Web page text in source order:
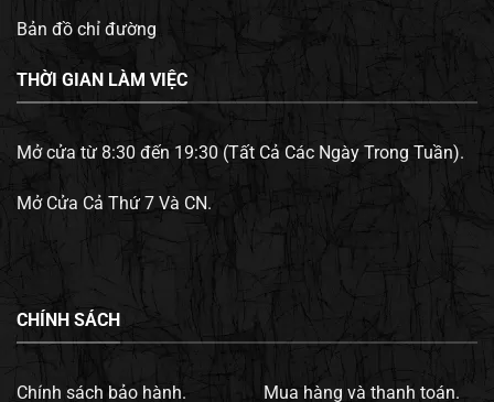
Bản đồ chỉ đường
THỜI GIAN LÀM VIỆC
Mở cửa từ 8:30 đến 19:30 (Tất Cả Các Ngày Trong Tuần).
Mở Cửa Cả Thứ 7 Và CN.
CHÍNH SÁCH
Chính sách bảo hành. Mua hàng và thanh toán.